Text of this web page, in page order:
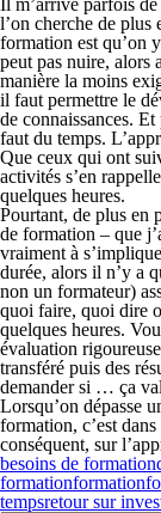
Il m’arrive parfois
l’on cherche de plus
formation est qu’on
peut pas nuire, alors
manière la moins
il faut permettre le
de connaissances.
faut du temps.
Que ceux qui ont
activités s’en
quelques heures.
Pourtant, de plus en
de formation – que
vraiment à
durée, alors il n’y a
non un formateur)
quoi faire, quoi dire
quelques heures.
évaluation
transféré puis des
demander si … ça
Lorsqu’on dépasse
formation, c’est
conséquent, sur
besoins de formation
formationformation
tempsretour sur